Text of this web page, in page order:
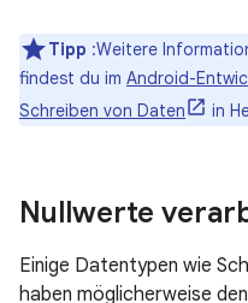
Tipp :Weitere
findest du im Android-
Schreiben von Daten
in
Nullwerte
Einige Datentypen wie
haben möglicherweise